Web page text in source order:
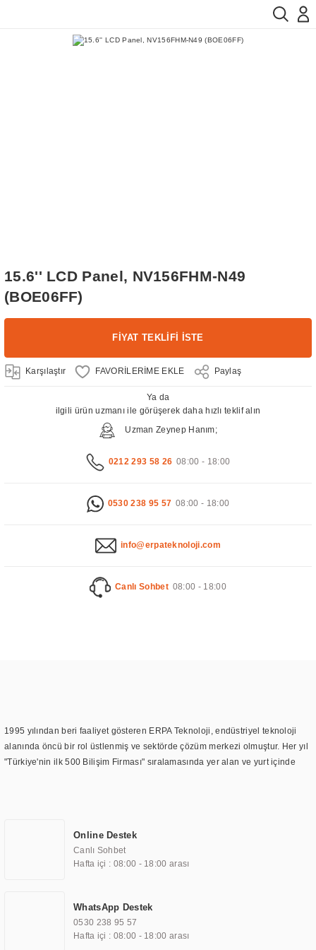
15.6'' LCD Panel, NV156FHM-N49
(BOE06FF)
FİYAT TEKLİFİ İSTE
Karşılaştır Paylaş
Ya da
ilgili ürün uzmanı ile görüşerek daha hızlı teklif alın
Uzman Zeynep Hanım;
0212 293 58 26 08:00 - 18:00
0530 238 95 57 08:00 - 18:00
info@erpateknoloji.com
Canlı Sohbet 08:00 - 18:00
1995 yılından beri faaliyet gösteren ERPA Teknoloji, endüstriyel teknoloji
alanında öncü bir rol üstlenmiş ve sektörde çözüm merkezi olmuştur. Her yıl
"Türkiye'nin ilk 500 Bilişim Firması" sıralamasında yer alan ve yurt içinde
TOCHI markası altında kendi ürettiği ürünlerde kullanmıştır. Günümüzde
TOCHI; videowall, digital signage, kiosk, totem, akıllı durak ekranı, araç içi
ekran, asansör ekranı, digital menüboard, marin ekran, medikal ekran,
ekranları, endüstriyel ekranlar, kapı önü bilgi ekranları, panel PC,
endüstriyel Panel PC, mini PC, endüstriyel mini PC ve akıllı bina sistemleri
gibi çözümleri 4.5" ile 110” boyutları arasında üretebilirken, ayrıca standart
Online Destek
Canlı Sohbet
Hafta içi : 08:00 - 18:00 arası
WhatsApp Destek
0530 238 95 57
Hafta içi : 08:00 - 18:00 arası